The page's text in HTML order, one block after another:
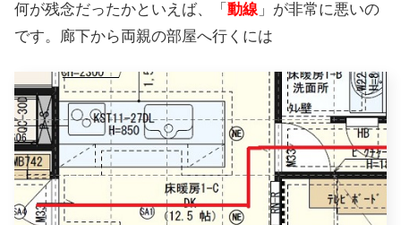
何が残念だったかといえば、「 動線」が非常に悪いの
です。廊下から両親の部屋へ行くには